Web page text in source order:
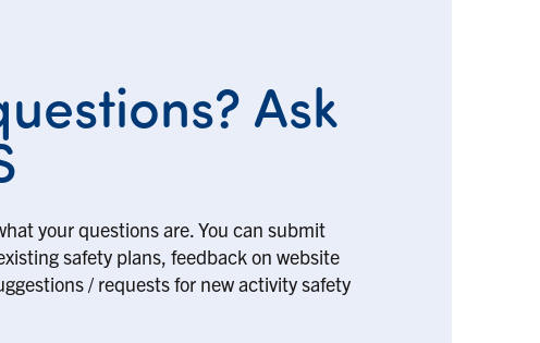
Ask
your questions are. You can submit
safety plans, feedback on website
/ requests for new activity safety